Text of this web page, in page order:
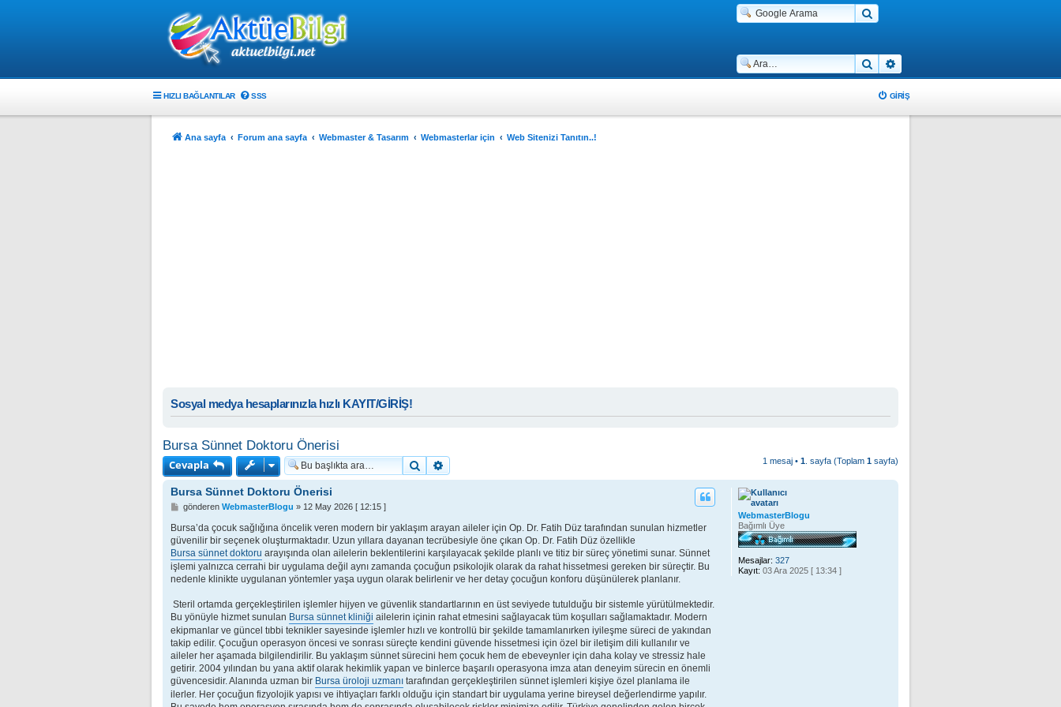
Ara
HIZLI BAĞLANTILAR SSS GIRIŞ
Ana sayfa Forum ana sayfa Webmaster & Tasarım Webmasterlar için Web Sitenizi Tanıtın..!
Sosyal medya hesaplarınızla hızlı KAYIT/GİRİŞ!
Bursa Sünnet Doktoru Önerisi
Cevapla
Ara 1 mesaj • 1 . sayfa (Toplam 1 sayfa)
WebmasterBlogu
Bağımlı Üye
Mesajlar: 327
Kayıt: 03 Ara 2025 [ 13:34 ]
Bursa Sünnet Doktoru Önerisi
M
s
a
j
gönderen WebmasterBlogu » 12 May 2026 [ 12:15 ]
Bursa’da çocuk sağlığına öncelik veren modern bir yaklaşım arayan aileler için Op. Dr. Fatih Düz tarafından sunulan hizmetler
güvenilir bir seçenek oluşturmaktadır. Uzun yıllara dayanan tecrübesiyle öne çıkan Op. Dr. Fatih Düz özellikle
Bursa sünnet doktoru arayışında olan ailelerin beklentilerini karşılayacak şekilde planlı ve titiz bir süreç yönetimi sunar. Sünnet
işlemi yalnızca cerrahi bir uygulama değil aynı zamanda çocuğun psikolojik olarak da rahat hissetmesi gereken bir süreçtir. Bu
nedenle klinikte uygulanan yöntemler yaşa uygun olarak belirlenir ve her detay çocuğun konforu düşünülerek planlanır.
Steril ortamda gerçekleştirilen işlemler hijyen ve güvenlik standartlarının en üst seviyede tutulduğu bir sistemle yürütülmektedir.
Bu yönüyle hizmet sunulan Bursa sünnet kliniği ailelerin içinin rahat etmesini sağlayacak tüm koşulları sağlamaktadır. Modern
ekipmanlar ve güncel tıbbi teknikler sayesinde işlemler hızlı ve kontrollü bir şekilde tamamlanırken iyileşme süreci de yakından
takip edilir. Çocuğun operasyon öncesi ve sonrası süreçte kendini güvende hissetmesi için özel bir iletişim dili kullanılır ve
aileler her aşamada bilgilendirilir. Bu yaklaşım sünnet sürecini hem çocuk hem de ebeveynler için daha kolay ve stressiz hale
getirir. 2004 yılından bu yana aktif olarak hekimlik yapan ve binlerce başarılı operasyona imza atan deneyim sürecin en önemli
güvencesidir. Alanında uzman bir Bursa üroloji uzmanı tarafından gerçekleştirilen sünnet işlemleri kişiye özel planlama ile
ilerler. Her çocuğun fizyolojik yapısı ve ihtiyaçları farklı olduğu için standart bir uygulama yerine bireysel değerlendirme yapılır.